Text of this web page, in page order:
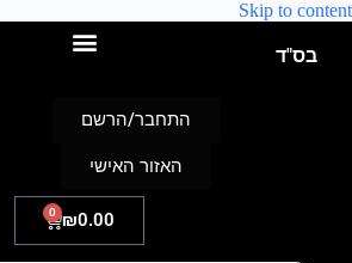
Skip to content
בס"ד
₪0.00
0
התחבר/הרשם
האזור האישי